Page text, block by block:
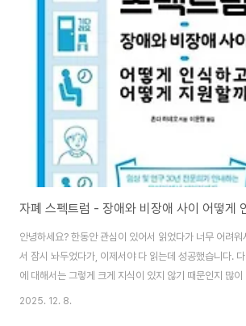
고 할 수도 없기는 없었습니다. 이래저래 다른 사람들은 마
진다지만, 저는 아직도 상황이 녹녹치 않은 상황인듯 합니
안녕하세요? 한동안 관심이 있어서 읽었다가 너무 어려워
서 잠시 놔두었다가, 이제서야 다 읽는데 성공했습니다.
에 대해서는 그렇게 크게 지식이 있지 않기 때문인지 많이
책을 통해서 하나만은 건질 수 있습니다. 전체 인구의
2025. 12. 8.